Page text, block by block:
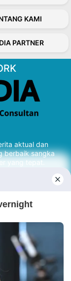
KAMI
PARTNER
aktual dan
berbaik sangka
yang tepat.